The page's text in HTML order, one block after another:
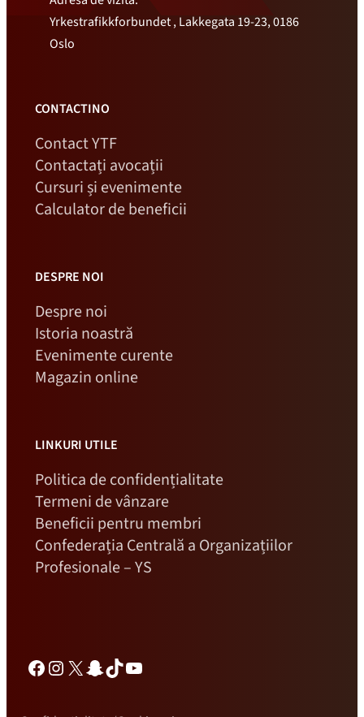
Yrkestrafikkforbundet , Lakkegata 19-23, 0186
Oslo
CONTACTINO
Contact YTF
Contactați avocații
Cursuri și evenimente
Calculator de beneficii
DESPRE NOI
Despre noi
Istoria noastră
Evenimente curente
Magazin online
LINKURI UTILE
Politica de confidențialitate
Termeni de vânzare
Beneficii pentru membri
Confederația Centrală a Organizațiilor
Profesionale – YS
Facebook
Instagram
X Snapchat
TikTokYouTube